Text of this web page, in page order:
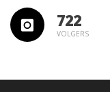
722
VOLGERS